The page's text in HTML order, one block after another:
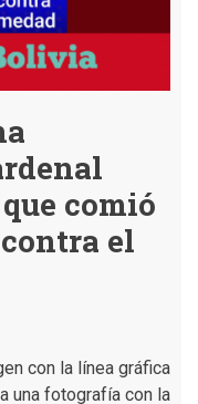
comió
el
con la línea gráfica
una fotografía con la